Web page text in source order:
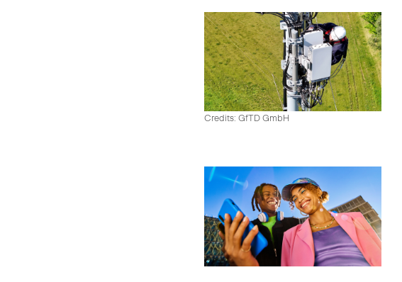
Credits: GfTD GmbH